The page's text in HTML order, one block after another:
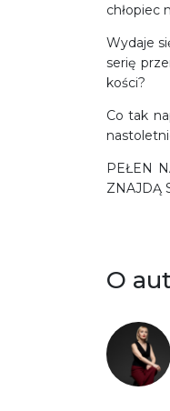
chłopiec
Wydaje
serię
kości?
Co tak
PEŁEN
ZNAJDĄ
O